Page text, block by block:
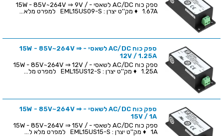
ספק כוח AC/DC לשאסי - 15W - 85V~264V ⇒ 9V /
1.67A ♦ מק''ט יצרן : EML15US09-S למפרט מלא...
ספק כוח AC/DC לשאסי - 15W - 85V~264V ⇒
12V / 1.25A
ספק כוח AC/DC לשאסי - 15W - 85V~264V ⇒ 12V /
1.25A ♦ מק''ט יצרן : EML15US12-S למפרט מל...
ספק כוח AC/DC לשאסי - 15W - 85V~264V ⇒
15V / 1A
ספק כוח AC/DC לשאסי - 15W - 85V~264V ⇒ 15V /
1A ♦ מק''ט יצרן : EML15US15-S למפרט מלא ל...